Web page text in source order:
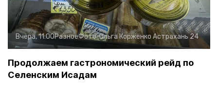
Вчера, 11:00РазноеФото:Ольга Корженко Астрахань 24
Продолжаем гастрономический рейд по
Селенским Исадам